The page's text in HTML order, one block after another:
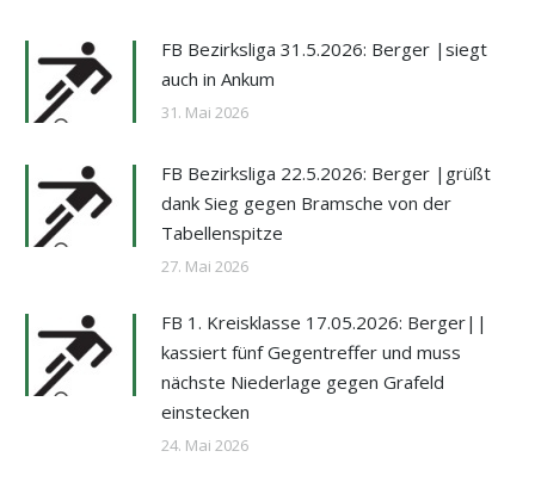
FB Bezirksliga 31.5.2026: Berger |siegt
auch in Ankum
31. Mai 2026
FB Bezirksliga 22.5.2026: Berger |grüßt
dank Sieg gegen Bramsche von der
Tabellenspitze
27. Mai 2026
FB 1. Kreisklasse 17.05.2026: Berger||
kassiert fünf Gegentreffer und muss
nächste Niederlage gegen Grafeld
einstecken
24. Mai 2026